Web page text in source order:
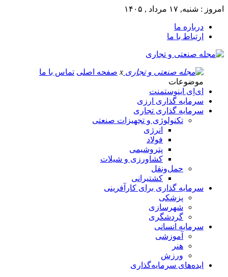
امروز : شنبه, ۱۷ مرداد , ۱۴۰۵
درباره ما
ارتباط با ما
x صفحه اصلی تماس با ما
موضوعات
ای‌اِی اینوستمنت
سرمایه گذاری ارزی
سرمایه گذاری تجاری
تکنولوژی و تجهیزات صنعتی
انرژی
فولاد
پتروشیمی
کشاورزی و شیلات
حمل‌و‌نقل
کشتیرانی
سرمایه گذاری برای کارآفرینی
پزشکی
شهرسازی
گردشگری
سرمایه انسانی
آموزشی
هنر
ورزش
ایده‌های سرمایه‌گذاری